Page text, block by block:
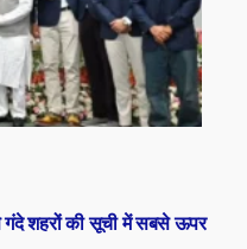
शहरों की सूची में सबसे ऊपर